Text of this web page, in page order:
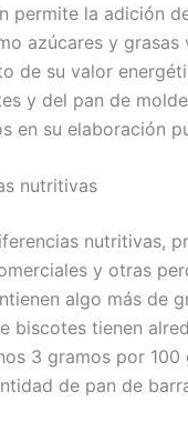
permite la adición
azúcares y
de su valor
y del pan de
en su elaboración
nutritivas
nutritivas,
y otras
algo más de
biscotes tienen
3 gramos por
de pan de